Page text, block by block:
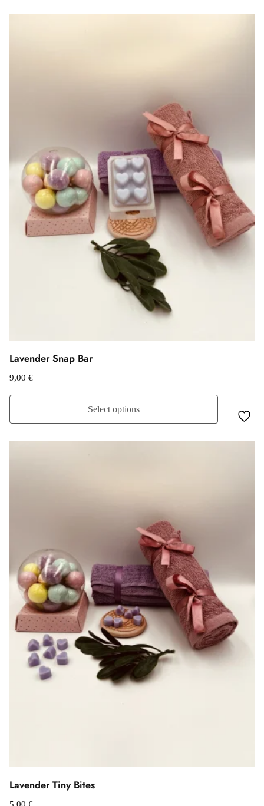
Lavender Snap Bar
9,00 €
Select options
Lavender Tiny Bites